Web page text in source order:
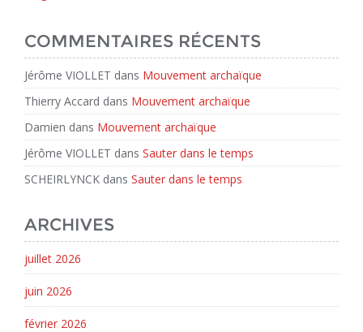
COMMENTAIRES RÉCENTS
Jérôme VIOLLET dans Mouvement archaïque
Thierry Accard dans Mouvement archaïque
Damien dans Mouvement archaïque
Jérôme VIOLLET dans Sauter dans le temps
SCHEIRLYNCK dans Sauter dans le temps
ARCHIVES
juillet 2026
juin 2026
février 2026